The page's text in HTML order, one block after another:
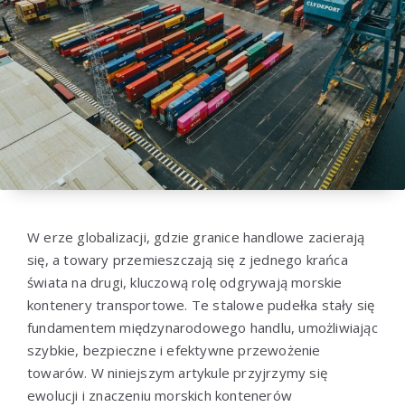
W erze globalizacji, gdzie granice handlowe zacierają
się, a towary przemieszczają się z jednego krańca
świata na drugi, kluczową rolę odgrywają morskie
kontenery transportowe. Te stalowe pudełka stały się
fundamentem międzynarodowego handlu, umożliwiając
szybkie, bezpieczne i efektywne przewożenie
towarów. W niniejszym artykule przyjrzymy się
ewolucji i znaczeniu morskich kontenerów